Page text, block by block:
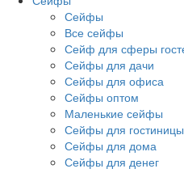
Сейфы
Все сейфы
Сейф для сферы
Сейфы для дачи
Сейфы для офиса
Сейфы оптом
Маленькие сейфы
Сейфы для гостиницы
Сейфы для дома
Сейфы для денег